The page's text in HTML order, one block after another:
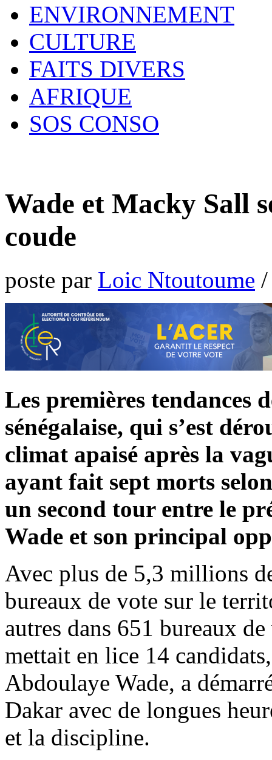
ENVIRONNEMENT
CULTURE
FAITS DIVERS
AFRIQUE
SOS CONSO
Wade et Macky Sall
coude
poste par Loic Ntoutoume
Les premières tendances
sénégalaise, qui s’est
climat apaisé après la
ayant fait sept morts
un second tour entre le
Wade et son principal
Avec plus de 5,3 millions
bureaux de vote sur le
autres dans 651 bureaux
mettait en lice 14
Abdoulaye Wade, a
Dakar avec de longues
et la discipline.